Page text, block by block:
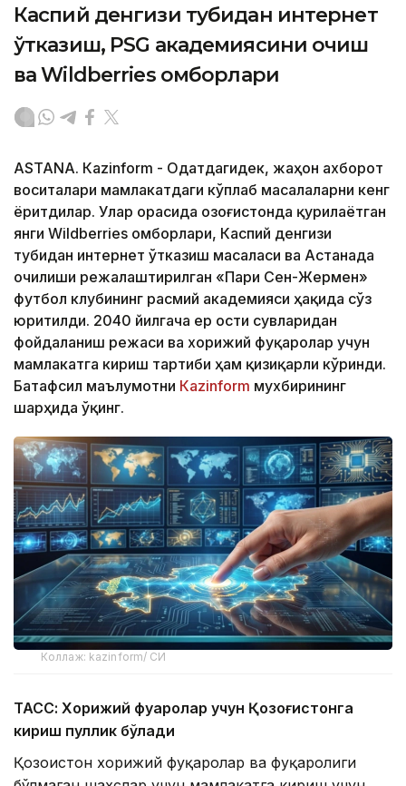
Каспий денгизи тубидан интернет
ўтказиш, PSG академиясини очиш
ва Wildberries омборлари
ASTANА. Кazinform - Одатдагидек, жаҳон ахборот
воситалари мамлакатдаги кўплаб масалаларни кенг
ёритдилар. Улар орасида Қозоғистонда қурилаётган
янги Wildberries омборлари, Каспий денгизи
тубидан интернет ўтказиш масаласи ва Астанада
очилиши режалаштирилган «Пари Сен-Жермен»
футбол клубининг расмий академияси ҳақида сўз
юритилди. 2040 йилгача ер ости сувларидан
фойдаланиш режаси ва хорижий фуқаролар учун
мамлакатга кириш тартиби ҳам қизиқарли кўринди.
Батафсил маълумотни Кazinform мухбирининг
шарҳида ўқинг.
Коллаж: kazinform/ СИ
ТАСС: Хорижий фуқаролар учун Қозоғистонга
кириш пуллик бўлади
Қозоғистон хорижий фуқаролар ва фуқаролиги